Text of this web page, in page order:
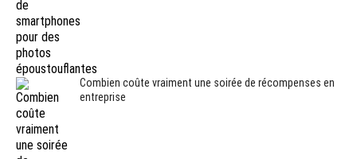
Combien coûte vraiment une soirée de récompenses en
entreprise